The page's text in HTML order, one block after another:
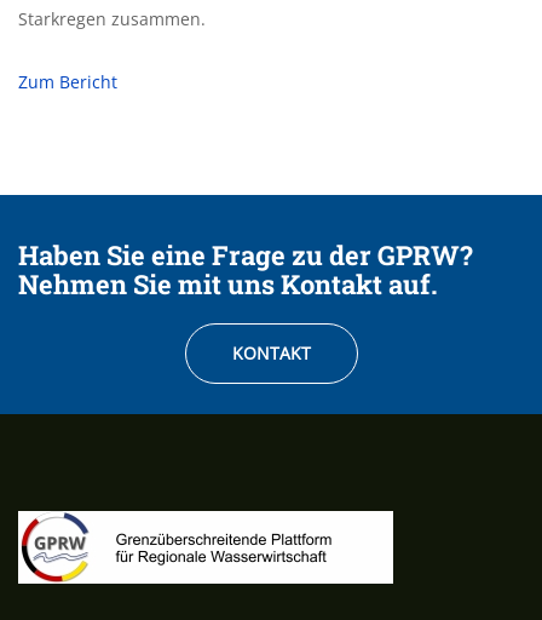
Starkregen zusammen.
Zum Bericht
Haben Sie eine Frage zu der GPRW?
Nehmen Sie mit uns Kontakt auf.
KONTAKT